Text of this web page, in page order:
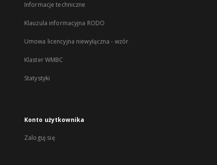
Informacje techniczne
Klauzula informacyjna RODO
Umowa licencyjna niewyłączna - wzór
Klaster WMBC
Statystyki
Konto użytkownika
Zaloguj się